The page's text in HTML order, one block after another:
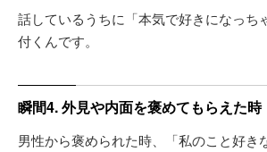
話しているうちに「本気で好きになっち
付くんです。
瞬間4. 外見や内面を褒めてもらえた時
男性から褒められた時、「私のこと好き